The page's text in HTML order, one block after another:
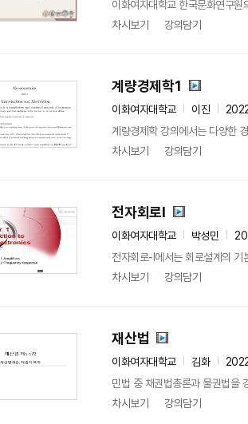
이화여자대학교 한국문화연구
차시보기
강의담기
계량경제학1
이화여자대학교 이진
계량경제학 강의에서는 다양한
차시보기
강의담기
전자회로I
이화여자대학교 박성민
전자회로-I에서는 회로설계의
차시보기
강의담기
재산법
이화여자대학교 김화
민법 중 채권법총론과 물권법을
차시보기
강의담기